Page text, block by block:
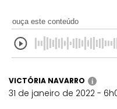
ouça este conteúdo
VICTÓRIA NAVARRO i
31 de janeiro de 2022 -